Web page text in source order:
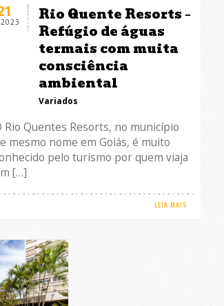
Rio Quente Resorts –
Refúgio de águas
termais com muita
consciência
ambiental
Variados
Rio Quentes Resorts, no município
mesmo nome em Goiás, é muito
pelo turismo por quem viaja
[…]
LEIA MAIS